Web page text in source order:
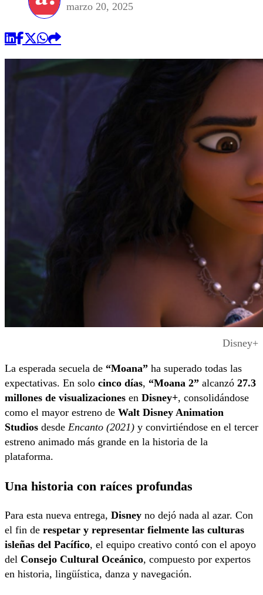
marzo 20, 2025
Disney+
La esperada secuela de “Moana” ha superado todas las
expectativas. En solo cinco días, “Moana 2” alcanzó 27.3
millones de visualizaciones en Disney+, consolidándose
como el mayor estreno de Walt Disney Animation
Studios desde Encanto (2021) y convirtiéndose en el tercer
estreno animado más grande en la historia de la
plataforma.
Una historia con raíces profundas
Para esta nueva entrega, Disney no dejó nada al azar. Con
el fin de respetar y representar fielmente las culturas
isleñas del Pacífico, el equipo creativo contó con el apoyo
del Consejo Cultural Oceánico, compuesto por expertos
en historia, lingüística, danza y navegación.